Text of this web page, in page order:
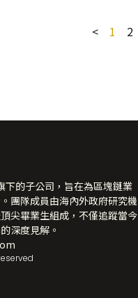
< 1 2
下的子公司，旨在為區塊鏈業
團隊成員由海內外政府研究機
尖畢業生組成，不僅追蹤當今
深度見解。